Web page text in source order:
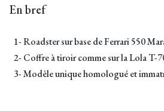
En bref
1- Roadster sur base de Ferrari 550
2- Coffre à tiroir comme sur la Lola T-
3- Modèle unique homologué et